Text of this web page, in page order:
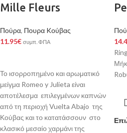
Mille Fleurs
Πούρα, Πουρα Kούβας
11.95€ συμπ. ΦΠΑ
Το ισορροπημένο και αρωματικό
μείγμα Romeo y Julieta είναι
αποτέλεσμα επιλεγμένων καπνών
από τη περιοχή Vuelta Abajo της
Κούβας και το κατατάσσουν στο
κλασικό μεσαίο χαρμάνι της